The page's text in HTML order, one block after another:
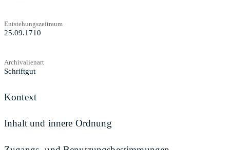
Entstehungszeitraum
25.09.1710
Archivalienart
Schriftgut
Kontext
Inhalt und innere Ordnung